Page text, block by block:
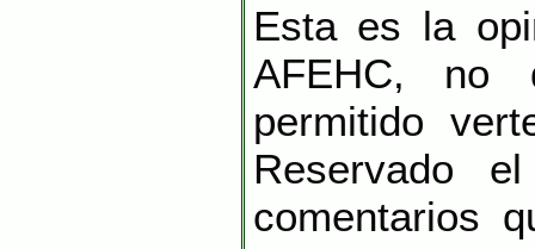
Esta es la
AFEHC, no
permitido
Reservado
comentarios